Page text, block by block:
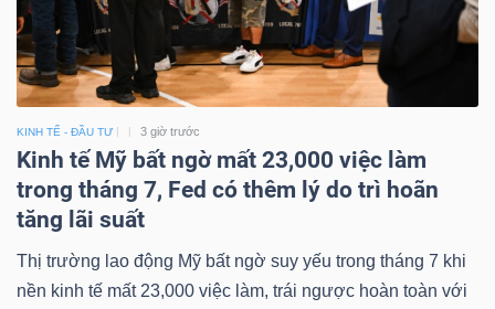
KINH TẾ - ĐẦU TƯ 3 giờ trước
Kinh tế Mỹ bất ngờ mất 23,000 việc làm
trong tháng 7, Fed có thêm lý do trì hoãn
tăng lãi suất
Thị trường lao động Mỹ bất ngờ suy yếu trong tháng 7 khi
nền kinh tế mất 23,000 việc làm, trái ngược hoàn toàn với